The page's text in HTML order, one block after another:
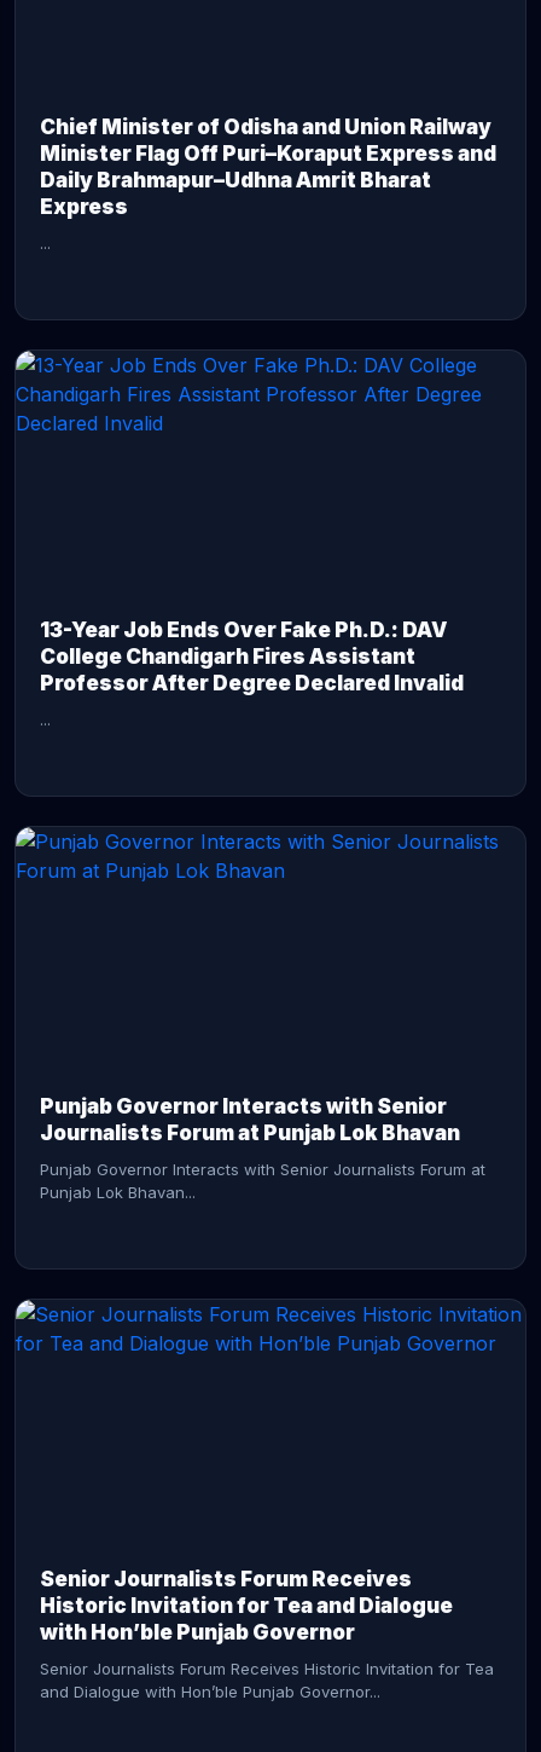
Chief Minister of Odisha and Union Railway
Minister Flag Off Puri–Koraput Express and
Daily Brahmapur–Udhna Amrit Bharat
Express
...
13-Year Job Ends Over Fake Ph.D.: DAV
College Chandigarh Fires Assistant
Professor After Degree Declared Invalid
...
Punjab Governor Interacts with Senior
Journalists Forum at Punjab Lok Bhavan
Punjab Governor Interacts with Senior Journalists Forum at
Punjab Lok Bhavan...
Senior Journalists Forum Receives
Historic Invitation for Tea and Dialogue
with Hon’ble Punjab Governor
Senior Journalists Forum Receives Historic Invitation for Tea
and Dialogue with Hon’ble Punjab Governor...